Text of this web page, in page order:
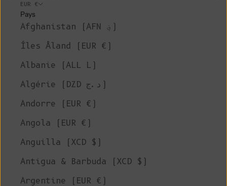
EUR €
Pays
Afghanistan (AFN ؋)
Îles Åland (EUR €)
Albanie (ALL L)
Algérie (DZD د.ج)
Andorre (EUR €)
Angola (EUR €)
Anguilla (XCD $)
Antigua & Barbuda (XCD $)
Argentine (EUR €)